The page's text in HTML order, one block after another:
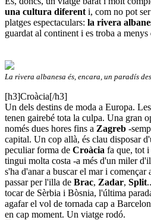
una cultura diferent i, com no pot
platges espectaculars: la rivera
guardat al continent i es troba a
La rivera albanesa és, encara, un paradís
[h3]Croàcia[/h3]
Un dels destins de moda a Europa.
tenen gairebé tota la culpa. Una gran
només dues hores fins a Zagreb -
capital. Un cop allà, és clau disposar
peculiar forma de Croàcia fa que, tot
tingui molta costa -a més d'un miler
s'ha d'anar a buscar el mar i començar
passar per l'illa de Brac, Zadar, Split
tocar de Sèrbia i Bòsnia, l'última
agafar el vol de tornada cap a
en cap moment.